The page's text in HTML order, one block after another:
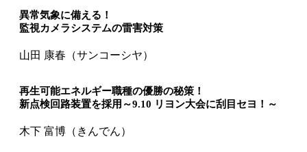
異常気象に備える！
監視カメラシステムの雷害対策
山田 康春（サンコーシヤ）
再生可能エネルギー職種の優勝の秘策！
新点検回路装置を採用～9.10 リヨン大会に刮目セヨ！～
木下 富博（きんでん）